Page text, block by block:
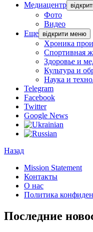
Медиацентр
Фото
Видео
Еще відкрити меню
Хроника
Спортивная
Здоровье и
Культура и
Наука и
Telegram
Facebook
Twitter
Google News
Назад
Mission Statement
Контакты
О нас
Политика
Последние